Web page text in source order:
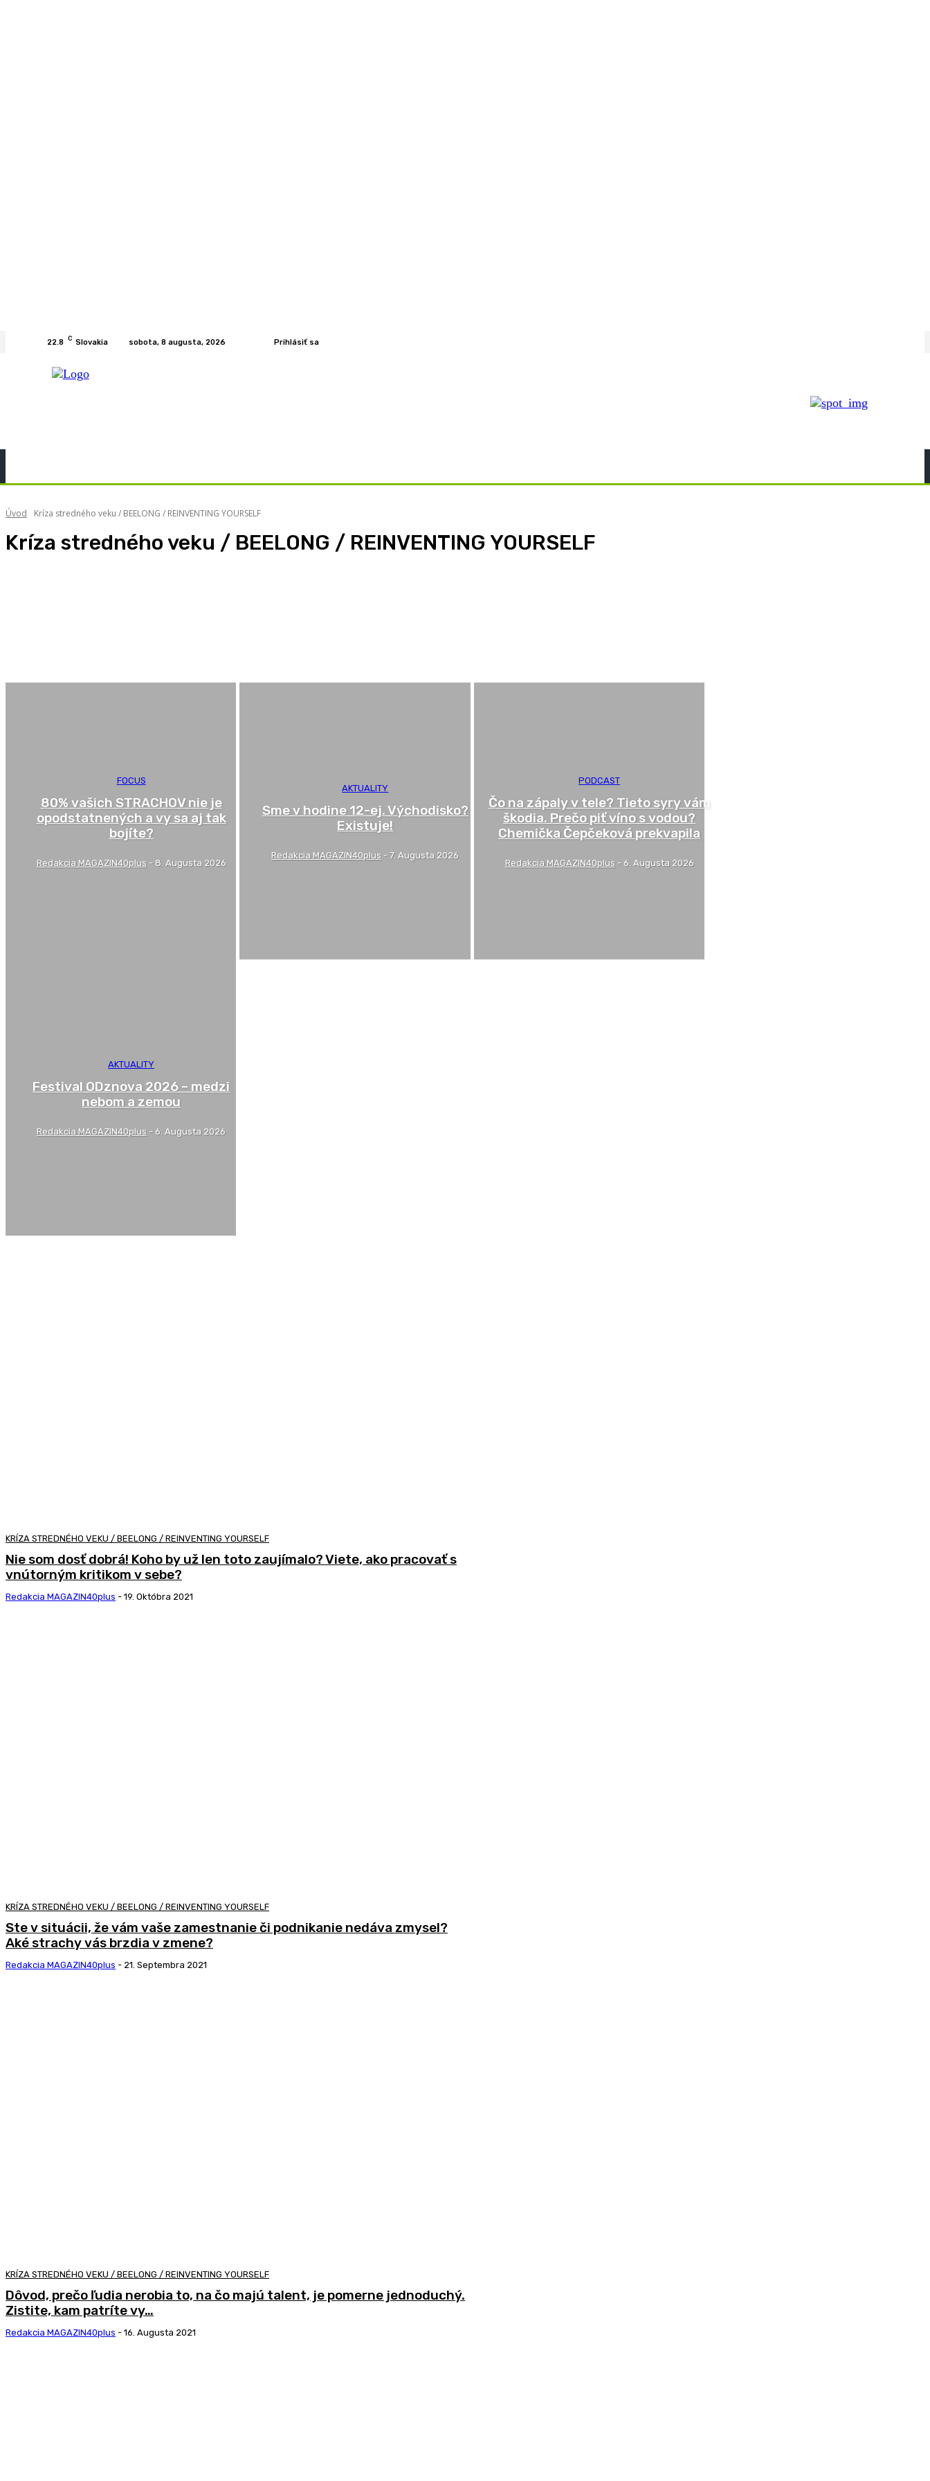
22.8 C Slovakia sobota, 8 augusta, 2026 Prihlásiť sa
Úvod Kríza stredného veku / BEELONG / REINVENTING YOURSELF
Kríza stredného veku / BEELONG / REINVENTING YOURSELF
FOCUS
80% vašich STRACHOV nie je
opodstatnených a vy sa aj tak
bojíte?
Redakcia MAGAZIN40plus - 8. Augusta 2026
AKTUALITY
Sme v hodine 12-ej. Východisko?
Existuje!
Redakcia MAGAZIN40plus - 7. Augusta 2026
PODCAST
Čo na zápaly v tele? Tieto syry vám
škodia. Prečo piť víno s vodou?
Chemička Čepčeková prekvapila
Redakcia MAGAZIN40plus - 6. Augusta 2026
AKTUALITY
Festival ODznova 2026 – medzi
nebom a zemou
Redakcia MAGAZIN40plus - 6. Augusta 2026
KRÍZA STREDNÉHO VEKU / BEELONG / REINVENTING YOURSELF
Nie som dosť dobrá! Koho by už len toto zaujímalo? Viete, ako pracovať s
vnútorným kritikom v sebe?
Redakcia MAGAZIN40plus - 19. Októbra 2021
KRÍZA STREDNÉHO VEKU / BEELONG / REINVENTING YOURSELF
Ste v situácii, že vám vaše zamestnanie či podnikanie nedáva zmysel?
Aké strachy vás brzdia v zmene?
Redakcia MAGAZIN40plus - 21. Septembra 2021
KRÍZA STREDNÉHO VEKU / BEELONG / REINVENTING YOURSELF
Dôvod, prečo ľudia nerobia to, na čo majú talent, je pomerne jednoduchý.
Zistite, kam patríte vy…
Redakcia MAGAZIN40plus - 16. Augusta 2021